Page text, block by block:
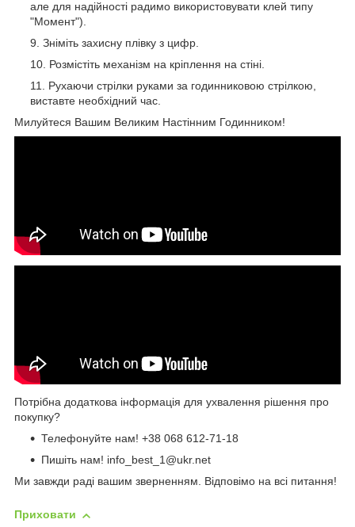
але для надійності радимо використовувати клей типу
"Момент").
Зніміть захисну плівку з цифр.
Розмістіть механізм на кріплення на стіні.
Рухаючи стрілки руками за годинниковою стрілкою,
виставте необхідний час.
Милуйтеся Вашим Великим Настінним Годинником!
Потрібна додаткова інформація для ухвалення рішення про
покупку?
Телефонуйте нам! +38 068 612-71-18
Пишіть нам! info_best_1@ukr.net
Ми завжди раді вашим зверненням. Відповімо на всі питання!
Приховати